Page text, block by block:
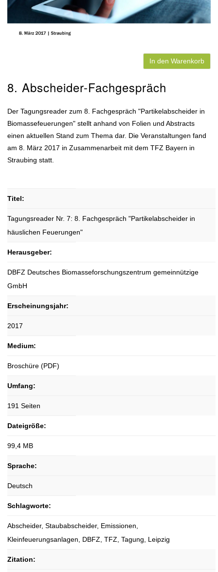
In den Warenkorb
8. Abscheider-Fachgespräch
Der Tagungsreader zum 8. Fachgespräch "Partikelabscheider in
Biomassefeuerungen" stellt anhand von Folien und Abstracts
einen aktuellen Stand zum Thema dar. Die Veranstaltungen fand
am 8. März 2017 in Zusammenarbeit mit dem TFZ Bayern in
Straubing statt.
Titel:
Tagungsreader Nr. 7: 8. Fachgespräch "Partikelabscheider in
häuslichen Feuerungen"
Herausgeber:
DBFZ Deutsches Biomasseforschungszentrum gemeinnützige
GmbH
Erscheinungsjahr:
2017
Medium:
Broschüre (PDF)
Umfang:
191 Seiten
Dateigröße:
99,4 MB
Sprache:
Deutsch
Schlagworte:
Abscheider, Staubabscheider, Emissionen,
Kleinfeuerungsanlagen, DBFZ, TFZ, Tagung, Leipzig
Zitation: